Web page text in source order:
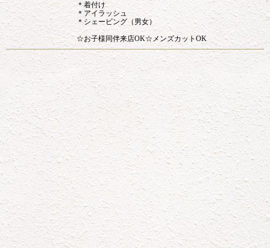
＊着付け
＊アイラッシュ
＊シェービング（男女）
☆お子様同伴来店OK☆メンズカットOK